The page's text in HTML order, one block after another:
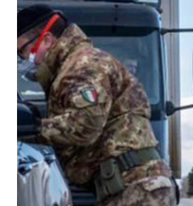
RISCHI
DI
NATURA
NUCLEARE
E
RADIOLOGICA
SULL’AMBIENTE